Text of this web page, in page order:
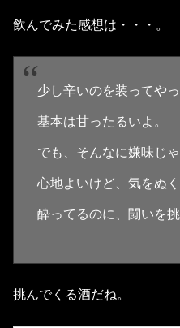
飲んでみた感想は・・・。
少し辛いのを装ってやっ
基本は甘ったるいよ。
でも、そんなに嫌味じゃ
心地よいけど、気をぬ
酔ってるのに、闘いを
挑んでくる酒だね。